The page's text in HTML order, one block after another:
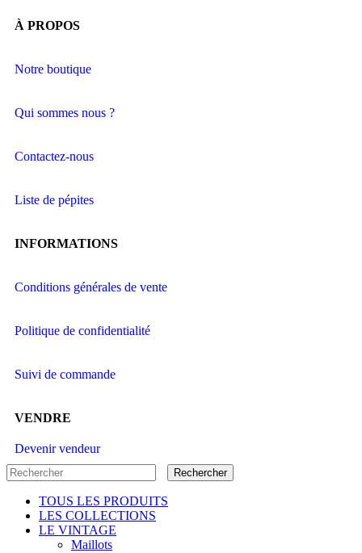
À PROPOS
Notre boutique
Qui sommes nous ?
Contactez-nous
Liste de pépites
INFORMATIONS
Conditions générales de vente
Politique de confidentialité
Suivi de commande
VENDRE
Devenir vendeur
Rechercher
TOUS LES PRODUITS
LES COLLECTIONS
LE VINTAGE
Maillots